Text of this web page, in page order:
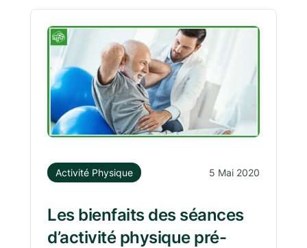
Activité Physique 5 Mai 2020
Les bienfaits des séances
d’activité physique pré-